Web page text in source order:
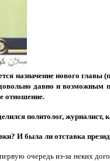
назначение нового
давно и возможным
отношение.
политолог, журналист,
И была ли отставка
очередь из-за неких